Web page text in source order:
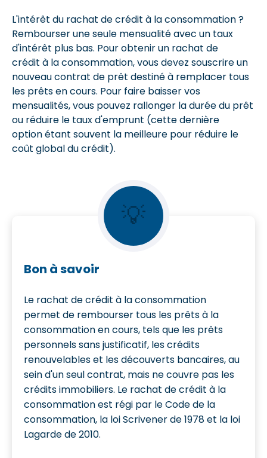
L'intérêt du rachat de crédit à la consommation ?
Rembourser une seule mensualité avec un taux
d'intérêt plus bas. Pour obtenir un rachat de
crédit à la consommation, vous devez souscrire un
nouveau contrat de prêt destiné à remplacer tous
les prêts en cours. Pour faire baisser vos
mensualités, vous pouvez rallonger la durée du prêt
ou réduire le taux d'emprunt (cette dernière
option étant souvent la meilleure pour réduire le
coût global du crédit).
💡
Bon à savoir
Le rachat de crédit à la consommation
permet de rembourser tous les prêts à la
consommation en cours, tels que les prêts
personnels sans justificatif, les crédits
renouvelables et les découverts bancaires, au
sein d'un seul contrat, mais ne couvre pas les
crédits immobiliers. Le rachat de crédit à la
consommation est régi par le Code de la
consommation, la loi Scrivener de 1978 et la loi
Lagarde de 2010.